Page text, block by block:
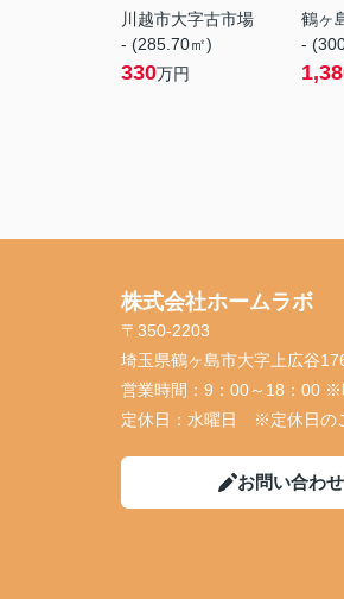
川越市大字古市場
- (285.70㎡)
330万円
鶴ヶ
-
株式会社ホームラボ
〒350-2203
埼玉県鶴ヶ島市大字上広谷
営業時間： 9：00～18：00 ※
定休日： 水曜日 ※定休日の
お問い合わせ